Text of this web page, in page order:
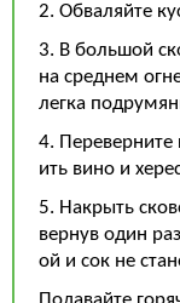
2. Обваляйте
3. В большой
на среднем
легка
4. Переверните
ить вино и
5. Накрыть
вернув один
ой и сок не